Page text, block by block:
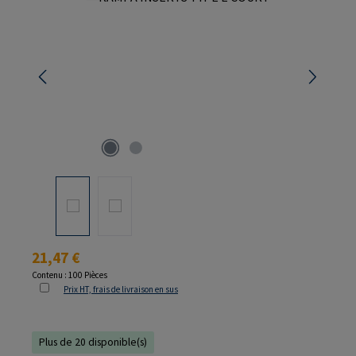
Prix régulier :
21,47 €
Contenu : 100 Pièces
Prix HT, frais de livraison en sus
Plus de 20 disponible(s)